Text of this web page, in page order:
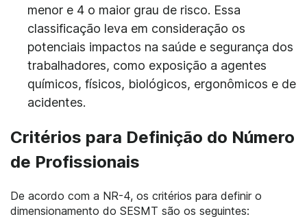
menor e 4 o maior grau de risco. Essa
classificação leva em consideração os
potenciais impactos na saúde e segurança dos
trabalhadores, como exposição a agentes
químicos, físicos, biológicos, ergonômicos e de
acidentes.
Critérios para Definição do Número
de Profissionais
De acordo com a NR-4, os critérios para definir o
dimensionamento do SESMT são os seguintes: